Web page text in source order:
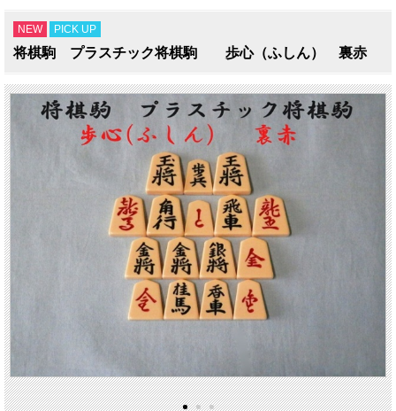
NEW PICK UP
将棋駒 プラスチック将棋駒 歩心（ふしん） 裏赤